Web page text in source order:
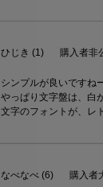
ひじき 1 購入者非
シンプルが良いですね
やっぱり文字盤は、白
なべなべ 6 購入者